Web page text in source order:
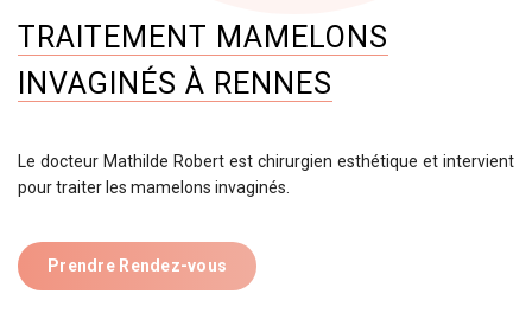
TRAITEMENT MAMELONS
INVAGINÉS À RENNES
Le docteur Mathilde Robert est chirurgien esthétique et intervient
pour traiter les mamelons invaginés.
Prendre Rendez-vous